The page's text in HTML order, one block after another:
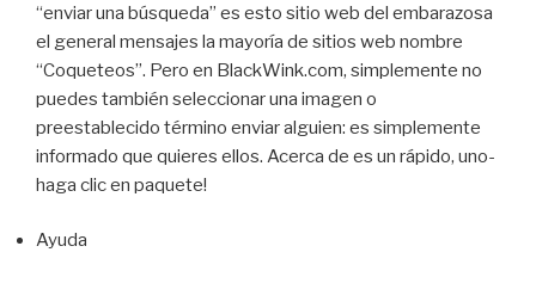
“enviar una búsqueda” es esto sitio web del embarazosa
el general mensajes la mayoría de sitios web nombre
“Coqueteos”. Pero en BlackWink.com, simplemente no
puedes también seleccionar una imagen o
preestablecido término enviar alguien: es simplemente
informado que quieres ellos. Acerca de es un rápido, uno-
haga clic en paquete!
Ayuda